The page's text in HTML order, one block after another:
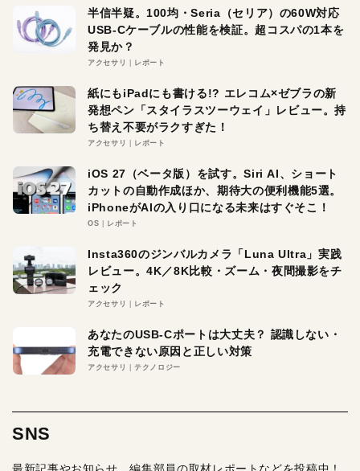
半信半疑。100均・Seria（セリア）の60W対応
USB-Cケーブルの性能を検証。超コスパの1本を
発見か？
アクセサリ レポート
紙にもiPadにも書ける!? エレコム×ゼブラの新
発想ペン「スタイラスツーウェイ」レビュー。持
ち替え不要がラクすぎた！
アクセサリ レポート
iOS 27（ベータ版）を試す。Siri AI、ショート
カットの自動作成ほか、期待大の便利機能5選。
iPhoneがAIの入り口になる未来はすぐそこ！
OS レポート
Insta360のジンバルカメラ「Luna Ultra」実践
レビュー。4K／8K比較・ズーム・夜間撮影をチ
ェック
アクセサリ レポート
あなたのUSB-Cポートは大丈夫？ 認識しない・
充電できない原因と正しい対策
アクセサリ テクノロジー
SNS